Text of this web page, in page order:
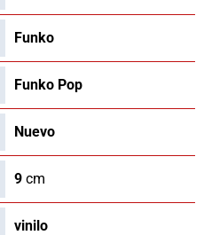
Funko
Funko Pop
Nuevo
9 cm
vinilo